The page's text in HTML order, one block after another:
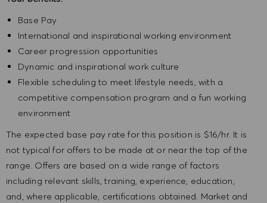
Base Pay
International and inspirational working environment
Career progression opportunities
Dynamic and inspirational work culture
Flexible scheduling to meet lifestyle needs, with a
competitive compensation program and a fun working
environment
The expected base pay rate for this position is $16/hr. It is
not typical for offers to be made at or near the top of the
range. Offers are based on a wide range of factors
including relevant skills, training, experience, education,
and, where applicable, certifications obtained. Market and